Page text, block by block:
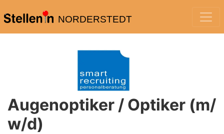
NORDERSTEDT
Augenoptiker / Optiker (m/
w/d)